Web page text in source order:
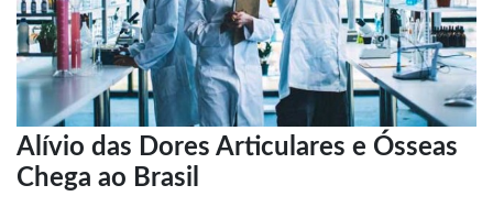
Alívio das Dores Articulares e Ósseas
Chega ao Brasil